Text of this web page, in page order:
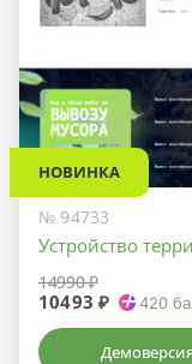
НОВИНКА
№ 94733
Устройство
14990 ₽
10493 ₽ 420